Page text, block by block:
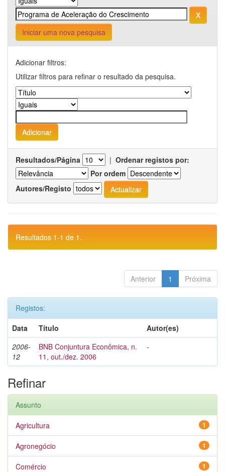
Iniciar uma nova pesquisa
Adicionar filtros:
Utilizar filtros para refinar o resultado da pesquisa.
Resultados/Página | Ordenar registos por:
Por ordem
Autores/Registo
Resultados 1-1 de 1.
Anterior 1 Próxima
Registos:
Data
Título
Autor(es)
2006-
12
BNB Conjuntura Econômica, n.
11, out./dez. 2006
-
Refinar
Assunto
1
Agricultura
1
Agronegócio
1
Comércio